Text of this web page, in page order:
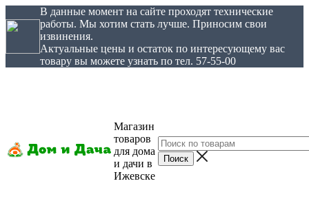
В данные момент на сайте проходят технические
работы. Мы хотим стать лучше. Приносим свои
извинения.
Актуальные цены и остаток по интересующему вас
товару вы можете узнать по тел. 57-55-00
Магазин
товаров
для дома
и дачи в
Ижевске